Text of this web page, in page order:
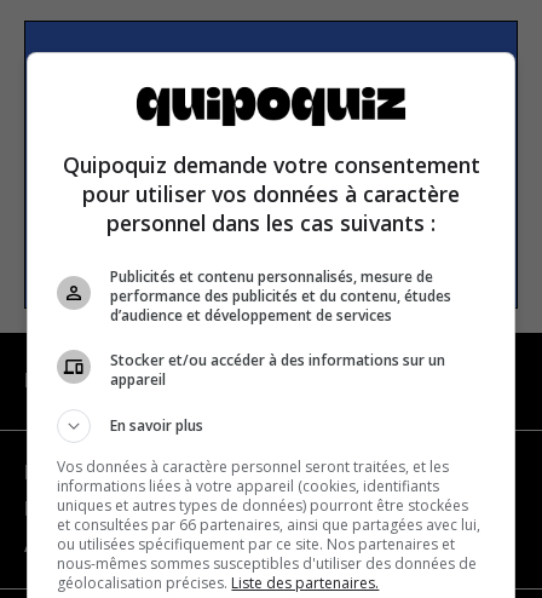
E-mail
NAVIGATION
Devenir partenaire
Nous joindre
À propos
Quipoquiz demande votre consentement
pour utiliser vos données à caractère
personnel dans les cas suivants :
Publicités et contenu personnalisés, mesure de
performance des publicités et du contenu, études
d’audience et développement de services
Stocker et/ou accéder à des informations sur un
appareil
En savoir plus
Vos données à caractère personnel seront traitées, et les
informations liées à votre appareil (cookies, identifiants
uniques et autres types de données) pourront être stockées
et consultées par 66 partenaires, ainsi que partagées avec lui,
ou utilisées spécifiquement par ce site. Nos partenaires et
nous-mêmes sommes susceptibles d'utiliser des données de
géolocalisation précises. Liste des partenaires.